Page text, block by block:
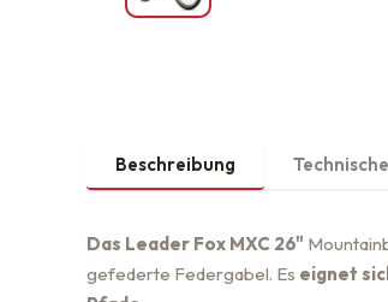
Beschreibung
Das Leader Fox MXC 26"
gefederte Federgabel. Es eignet